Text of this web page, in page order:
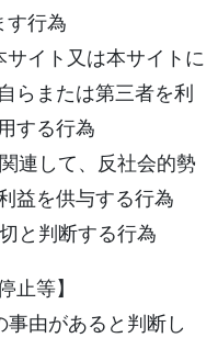
す行為
サイト又は本サイトに
らまたは第三者を利
する行為
連して、反社会的勢
益を供与する行為
と判断する行為
止等】
事由があると判断し